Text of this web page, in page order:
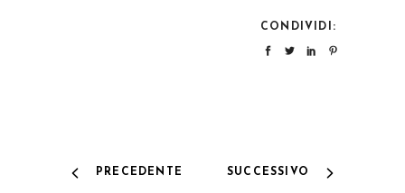
CONDIVIDI:
PRECEDENTE SUCCESSIVO